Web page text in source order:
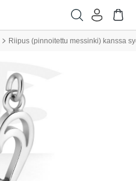
Riipus (pinnoitettu messinki) kanssa